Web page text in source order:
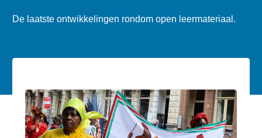
De laatste ontwikkelingen rondom open leermateriaal.